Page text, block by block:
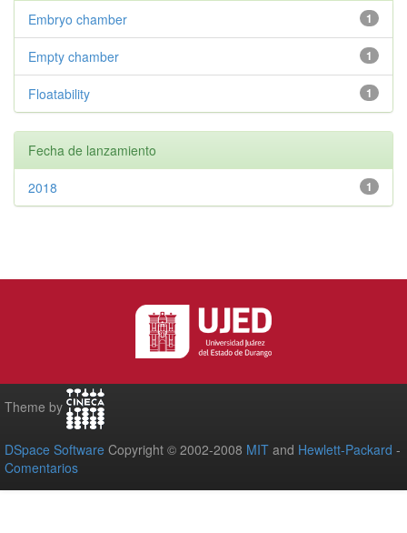
1
Embryo chamber
1
Empty chamber
1
Floatability
Fecha de lanzamiento
1
2018
Theme by
DSpace Software Copyright © 2002-2008 MIT and Hewlett-Packard -
Comentarios